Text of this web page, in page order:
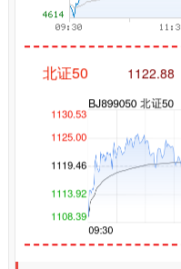
北证50 1122.88
创业板指 3515.56